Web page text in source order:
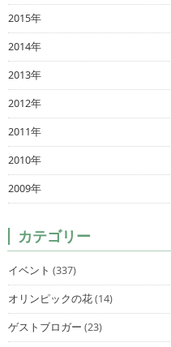
2015年
2014年
2013年
2012年
2011年
2010年
2009年
カテゴリー
イベント (337)
オリンピックの花(14)
ゲストブロガー (23)